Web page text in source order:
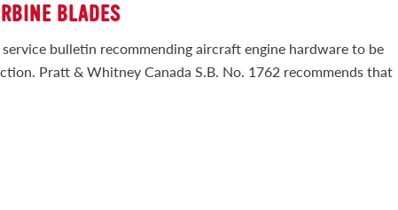
BLADES
bulletin recommending aircraft engine hardware to be
Pratt & Whitney Canada S.B. No. 1762 recommends that